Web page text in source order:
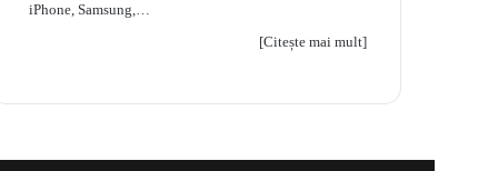
iPhone, Samsung,…
[Citește mai mult]